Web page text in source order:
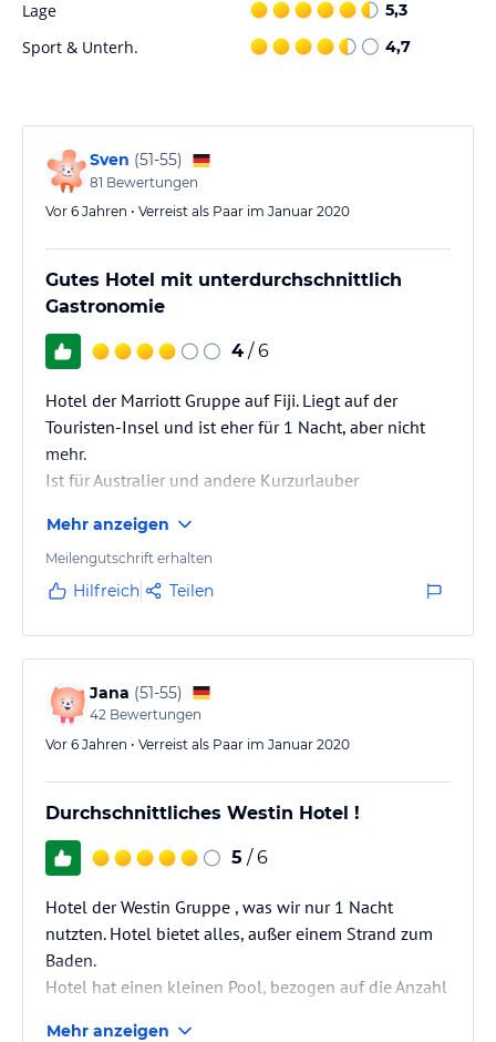
steht ebenfalls zur Verfügung. Für Familien gibt es einen
Kinderpool, einen Kinderclub, ein Spielzimmer und einen
Kinderspielplatz.
Angaben ohne Gewähr. Bitte lies vor der Buchung die
verbindlichenAngebotsdetails
Lage 5,3
Sport & Unterh. 4,7
Sven (51-55)
81 Bewertungen
Vor 6 Jahren • Verreist als Paar im Januar 2020
Gutes Hotel mit unterdurchschnittlich
Gastronomie
4 / 6
Hotel der Marriott Gruppe auf Fiji. Liegt auf der
Touristen-Insel und ist eher für 1 Nacht, aber nicht
mehr.
Ist für Australier und andere Kurzurlauber
Mehr anzeigen
Meilengutschrift erhalten
Hilfreich Teilen
Jana (51-55)
42 Bewertungen
Vor 6 Jahren • Verreist als Paar im Januar 2020
Durchschnittliches Westin Hotel !
5 / 6
Hotel der Westin Gruppe , was wir nur 1 Nacht
nutzten. Hotel bietet alles, außer einem Strand zum
Baden.
Hotel hat einen kleinen Pool, bezogen auf die Anzahl
Mehr anzeigen